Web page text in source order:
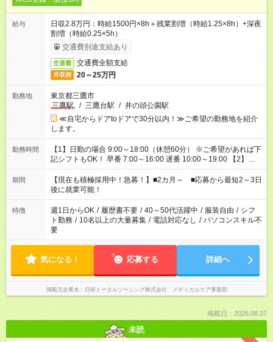
給与
日収2.8万円：時給1500円×8h＋残業割増（時給1.25×8h）+深夜
割増（時給0.25×5h）
交通費別途支給あり
交通費 交通費全額支給
月収例 20～25万円
勤務地
東京都三鷹市
三鷹駅
/ 三鷹台駅 / 井の頭公園駅
≪自宅からドアtoドアで30分以内！≫ご希望の勤務地を紹介
します。
勤務時間
【1】日勤の場合 9:00～18:00（休憩60分） ※ご希望があれば下
記シフトもOK！ 早番 7:00～16:00 遅番 10:00～19:00 【2】夜
勤の場合 16:30～翌9:30 16:30～翌10:30など ※Wワーク希望の
方へ 今ご覧のお仕事で希望する勤務時間と、もう1つのお仕事の
勤務時間。 合計で週40時間を超える場合は応募できません。
期間
【現在も積極採用中！急募！】■2カ月～ ■応募から最短2～3日
後に就業可能！
特徴 週1日からOK / 履歴書不要 / 40～50代活躍中 / 服装自由 / シフ
ト勤務 / 10名以上の大量募集 / 電話対応なし / パソコンスキル不
要
気になる！ 応募する 詳細へ
掲載元企業名 日研トータルソーシング株式会社 メディカルケア事業部
掲載日：2026.08.07
未読